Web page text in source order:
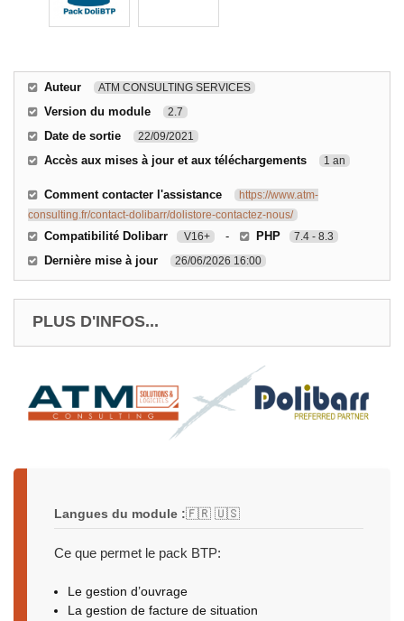
Auteur ATM CONSULTING SERVICES
Version du module 2.7
Date de sortie 22/09/2021
Accès aux mises à jour et aux téléchargements 1 an
Comment contacter l'assistance
https://www.atm-
consulting.fr/contact-dolibarr/dolistore-contactez-nous/
Compatibilité Dolibarr V16+ - PHP 7.4 - 8.3
Dernière mise à jour 26/06/2026 16:00
PLUS D'INFOS...
Langues du module :🇫🇷 🇺🇸
Ce que permet le pack BTP:
Le gestion d’ouvrage
La gestion de facture de situation